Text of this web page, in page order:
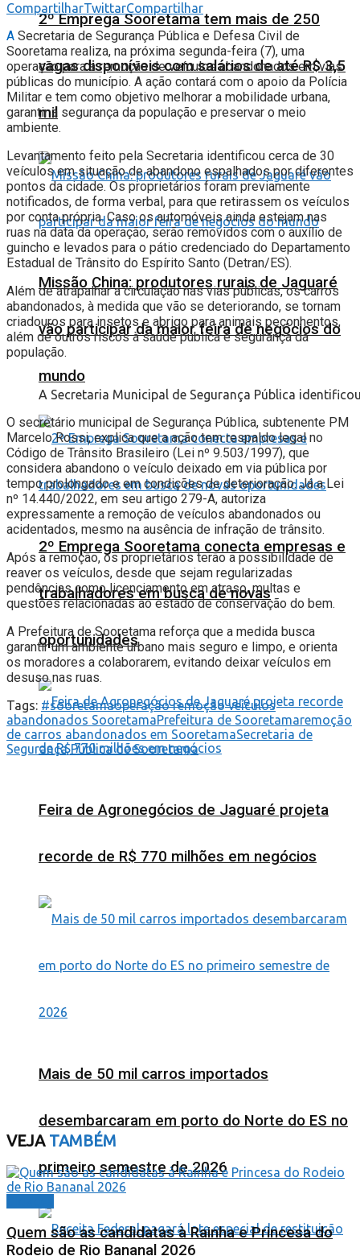
2º Emprega Sooretama tem mais de 250
vagas disponíveis com salários de até R$ 3,5
mil
Missão China: produtores rurais de Jaguaré
vão participar da maior feira de negócios do
mundo
2º Emprega Sooretama conecta empresas e
trabalhadores em busca de novas
oportunidades
Feira de Agronegócios de Jaguaré projeta
recorde de R$ 770 milhões em negócios
Mais de 50 mil carros importados
desembarcaram em porto do Norte do ES no
primeiro semestre de 2026
CompartilharTwittarCompartilhar
A Secretaria de Segurança Pública e Defesa Civil de
Sooretama realiza, na próxima segunda-feira (7), uma
operação para a remoção de veículos abandonados em vias
públicas do município. A ação contará com o apoio da Polícia
Militar e tem como objetivo melhorar a mobilidade urbana,
garantir a segurança da população e preservar o meio
ambiente.
Levantamento feito pela Secretaria identificou cerca de 30
veículos em situação de abandono espalhados por diferentes
pontos da cidade. Os proprietários foram previamente
notificados, de forma verbal, para que retirassem os veículos
por conta própria. Caso os automóveis ainda estejam nas
ruas na data da operação, serão removidos com o auxílio de
guincho e levados para o pátio credenciado do Departamento
Estadual de Trânsito do Espírito Santo (Detran/ES).
Além de atrapalhar a circulação nas vias públicas, os carros
abandonados, à medida que vão se deteriorando, se tornam
criadouros para insetos e abrigo para animais peçonhentos,
além de outros riscos à saúde pública e segurança da
população.
A Secretaria Municipal de Segurança Pública
O secretário municipal de Segurança Pública, subtenente PM
Marcelo Rossi, explica que a ação tem respaldo legal no
Código de Trânsito Brasileiro (Lei nº 9.503/1997), que
considera abandono o veículo deixado em via pública por
tempo prolongado e em condições de deterioração. Já a Lei
nº 14.440/2022, em seu artigo 279-A, autoriza
expressamente a remoção de veículos abandonados ou
acidentados, mesmo na ausência de infração de trânsito.
Após a remoção, os proprietários terão a possibilidade de
reaver os veículos, desde que sejam regularizadas
pendências como licenciamento em atraso, multas e
questões relacionadas ao estado de conservação do bem.
A Prefeitura de Sooretama reforça que a medida busca
garantir um ambiente urbano mais seguro e limpo, e orienta
os moradores a colaborarem, evitando deixar veículos em
desuso nas ruas.
Tags: #sooretamaoperação remoção veículos
abandonados SooretamaPrefeitura de Sooretamaremoção
de carros abandonados em SooretamaSecretaria de
Segurança Pública de Sooretama
VEJATAMBÉM
Quem são as candidatas à Rainha e Princesa do
Rodeio de Rio Bananal 2026